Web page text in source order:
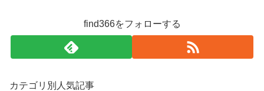
find366をフォローする
カテゴリ別人気記事